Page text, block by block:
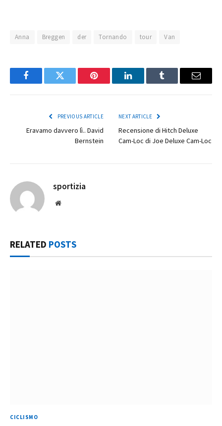
Anna Breggen der Tornando tour Van
FacebookTwitter Pinterest LinkedInTumblr Email
PREVIOUS ARTICLE
Eravamo davvero lì.. David
Bernstein
NEXT ARTICLE
Recensione di Hitch Deluxe
Cam-Loc di Joe Deluxe Cam-Loc
sportizia
Website
RELATED POSTS
CICLISMO